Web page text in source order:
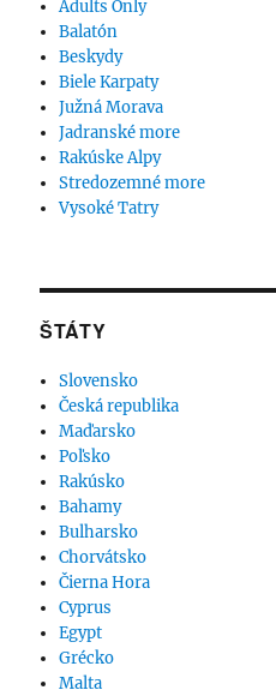
Adults Only
Balatón
Beskydy
Biele Karpaty
Južná Morava
Jadranské more
Rakúske Alpy
Stredozemné more
Vysoké Tatry
ŠTÁTY
Slovensko
Česká republika
Maďarsko
Poľsko
Rakúsko
Bahamy
Bulharsko
Chorvátsko
Čierna Hora
Cyprus
Egypt
Grécko
Malta